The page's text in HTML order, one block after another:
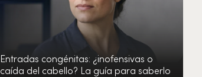
Entradas congénitas: ¿inofensivas o
caída del cabello? La guía para saberlo